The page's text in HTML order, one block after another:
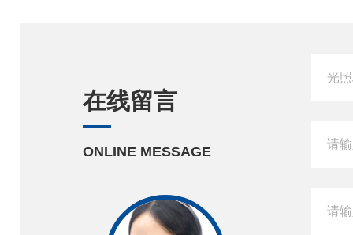
在线留言
ONLINE MESSAGE